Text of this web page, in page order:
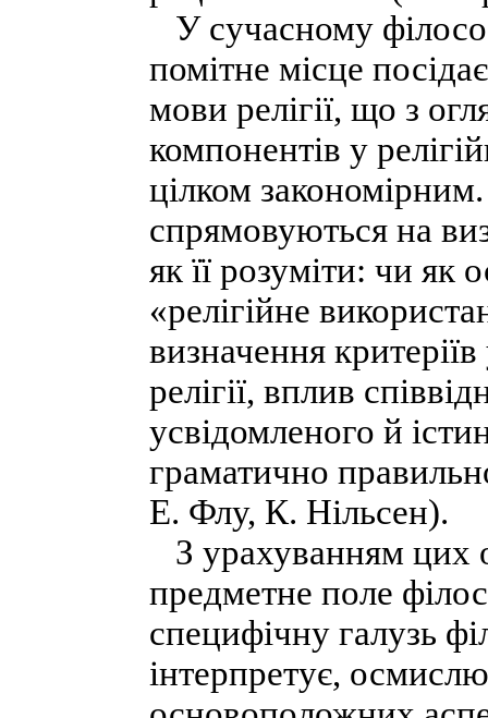
У сучасному
помітне місце
мови релігії, що з
компонентів у
цілком
спрямовуються на
як її розуміти: чи як
«релігійне
визначення
релігії, вплив
усвідомленого й
граматично
Е. Флу, К. Нільсен).
З урахуванням цих
предметне поле
специфічну галузь
інтерпретує,